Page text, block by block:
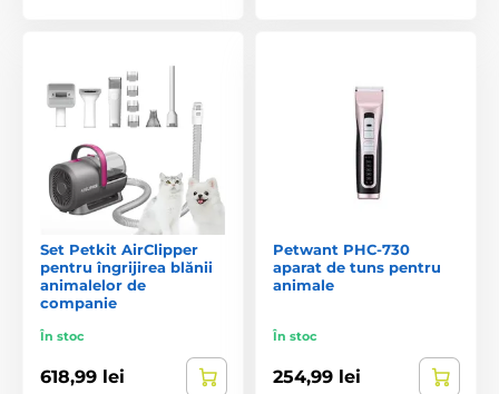
Set Petkit AirClipper
pentru îngrijirea blănii
animalelor de
companie
În stoc
618,99 lei
Petwant PHC-730
aparat de tuns pentru
animale
În stoc
254,99 lei